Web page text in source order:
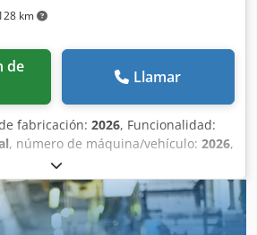
km
Llamar
fabricación: 2026, Funcionalidad:
, número de máquina/vehículo: 2026,
12 meses
50 Hz, tensión de entrada:400 V,
CV), tipo de corriente de entrada:
hasta: 08/2027, NUEVO NUEVO